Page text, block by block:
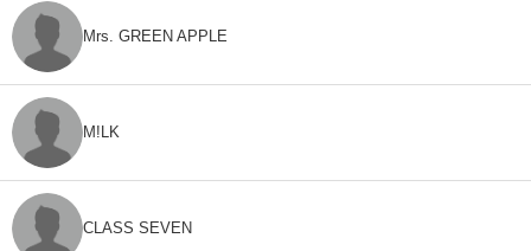
Mrs. GREEN APPLE
M!LK
CLASS SEVEN